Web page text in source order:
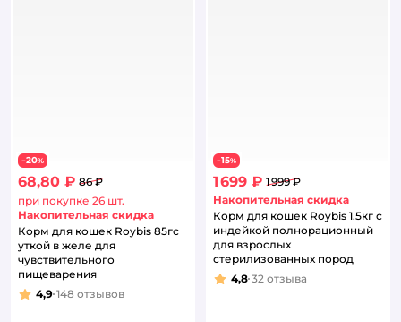
−20%
68,80 ₽ 86 ₽
при покупке 26 шт.
Накопительная скидка
Корм для кошек Roybis 85гс
уткой в желе для
чувствительного
пищеварения
Рейтинг:
4,9 148 отзывов
−15%
1 699 ₽ 1 999 ₽
Накопительная скидка
Корм для кошек Roybis 1.5кг с
индейкой полнорационный
для взрослых
стерилизованных пород
Рейтинг:
4,8 32 отзыва